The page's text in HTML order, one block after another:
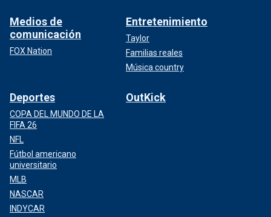
Medios de
comunicación
FOX Nation
Entretenimiento
Taylor
Familias reales
Música country
Deportes
COPA DEL MUNDO DE LA
FIFA 26
NFL
Fútbol americano
universitario
MLB
NASCAR
INDYCAR
OutKick